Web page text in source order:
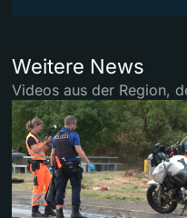
Weitere News
Videos aus der Region,